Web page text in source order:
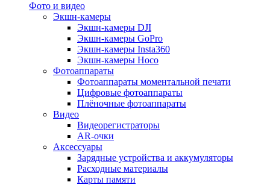
Фото и видео
Экшн-камеры
Экшн-камеры DJI
Экшн-камеры GoPro
Экшн-камеры Insta360
Экшн-камеры Hoco
Фотоаппараты
Фотоаппараты моментальной печати
Цифровые фотоаппараты
Плёночные фотоаппараты
Видео
Видеорегистраторы
AR-очки
Аксессуары
Зарядные устройства и аккумуляторы
Расходные материалы
Карты памяти